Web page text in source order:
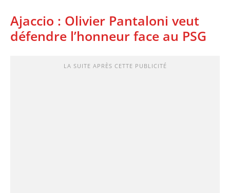
Ajaccio : Olivier Pantaloni veut
défendre l’honneur face au PSG
LA SUITE APRÈS CETTE PUBLICITÉ